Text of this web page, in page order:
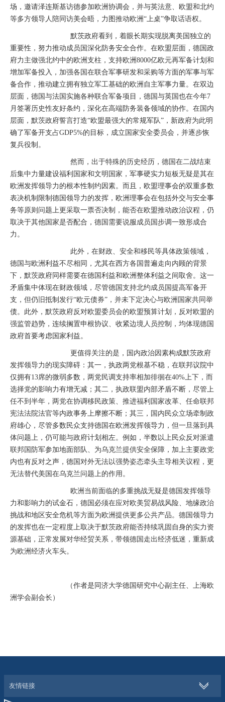
场，邀请泽连斯基访德参加欧洲协调会，并与英法意、欧盟和北约
等多方领导人陪同访美会晤，力图推动欧洲“上桌”争取话语权。
默茨政府看到，着眼长期实现脱离美国独立的
重要性，努力推动成员国深化防务安全合作。在欧盟层面，德国政
府力主做强北约中的欧洲支柱，支持欧洲8000亿欧元再军备计划和
增加军备投入，加强各国在联合军事研发和采购等方面的军事与军
备合作，推动建立拥有独立军工基础的欧洲自主军事力量。在双边
层面，德国与法国实施各种联合军备项目，德国与英国也在今年7
月签署历史性友好条约，深化在高端防务装备领域的协作。在国内
层面，默茨政府誓言打造“欧盟最强大的常规军队”，新政府为此明
确了军备开支占GDP5%的目标，成立国家安全委员会，并逐步恢
复兵役制。
然而，出于特殊的历史经历，德国在二战结束
后集中力量建设福利国家和文明国家，军事硬实力短板无疑是其在
欧洲发挥领导力的根本性制约因素。而且，欧盟理事会的双重多数
表决机制限制德国领导力的发挥，欧洲理事会在包括外交与安全事
务等原则问题上更采取一票否决制，能否在欧盟推动政治议程，仍
取决于其他国家是否配合，德国需要说服成员国步调一致形成合
力。
此外，在财政、安全和移民等具体政策领域，
德国与欧洲利益不尽相同，尤其在西方各国普遍走向内顾的背景
下，默茨政府同样需要在德国利益和欧洲整体利益之间取舍。这一
矛盾集中体现在财政领域，尽管德国支持北约成员国提高军备开
支，但仍旧抵制发行“欧元债券”，并未下定决心与欧洲国家共同举
债。此外，默茨政府反对欧盟委员会的欧盟预算计划，反对欧盟的
强监管趋势，连续搁置申根协议、收紧边境人员控制，均体现德国
政府首要考虑国家利益。
更值得关注的是，国内政治因素构成默茨政府
发挥领导力的现实障碍：其一，执政两党根基不稳，在联邦议院中
仅拥有13席的微弱多数，两党民调支持率相加徘徊在40%上下，而
选择党的影响力有增无减；其二，执政联盟内部矛盾不断，尽管上
任不到半年，两党在协调移民政策、推进福利国家改革、任命联邦
宪法法院法官等内政事务上摩擦不断；其三，国内民众立场牵制政
府雄心，尽管多数民众支持德国在欧洲发挥领导力，但一旦落到具
体问题上，仍可能与政府计划相左。例如，半数以上民众反对派遣
联邦国防军参加地面部队、为乌克兰提供安全保障，加上主要政党
内也有反对之声，德国对外无法以强势姿态牵头主导相关议程，更
无法替代美国在乌克兰问题上的作用。
欧洲当前面临的多重挑战无疑是德国发挥领导
力和影响力的试金石，德国必须在应对欧美贸易战风险、地缘政治
挑战和地区安全危机等方面为欧洲提供更多公共产品。德国领导力
的发挥也在一定程度上取决于默茨政府能否持续巩固自身的实力资
源基础，正常发展对华经贸关系，带领德国走出经济低迷，重新成
为欧洲经济火车头。
（作者是同济大学德国研究中心副主任、上海欧
洲学会副会长）
友情链接